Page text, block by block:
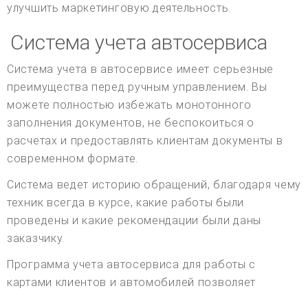
улучшить маркетинговую деятельность.
Система учета автосервиса
Система учета в автосервисе имеет серьезные
преимущества перед ручным управлением. Вы
можете полностью избежать монотонного
заполнения документов, не беспокоиться о
расчетах и предоставлять клиентам документы в
современном формате.
Система ведет историю обращений, благодаря чему
техник всегда в курсе, какие работы были
проведены и какие рекомендации были даны
заказчику.
Программа учета автосервиса для работы с
картами клиентов и автомобилей позволяет